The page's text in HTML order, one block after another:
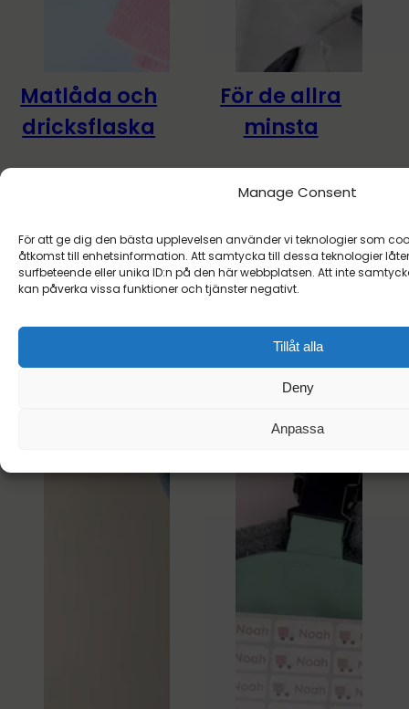
Manage Consent
För att ge dig den bästa upplevelsen använder vi teknologier som
åtkomst till enhetsinformation. Att samtycka till dessa teknologier
surfbeteende eller unika ID:n på den här webbplatsen. Att inte
kan påverka vissa funktioner och tjänster negativt.
Tillåt alla
Deny
Anpassa
-25%
Matlåda och
dricksflaska
587,90kr440,93kr
-30%
För de allra
minsta
567,00kr396,90kr